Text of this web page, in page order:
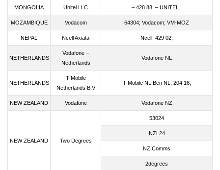
MONGOLIA Unitel LLC – 428 88; – UNITEL ;
MOZAMBIQUE Vodacom 64304; Vodacom; VM-MOZ
NEPAL Ncell Axiata Ncell; 429 02;
NETHERLANDS
Vodafone –
Netherlands
Vodafone NL
NETHERLANDS
T-Mobile
Netherlands B.V
T-Mobile NL;Ben NL; 204 16;
NEW ZEALAND Vodafone Vodafone NZ
NEW ZEALAND Two Degrees
53024
NZL24
NZ Comms
2degrees